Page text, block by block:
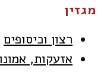
מגזין
רצון וכיסופים
אזעקות,